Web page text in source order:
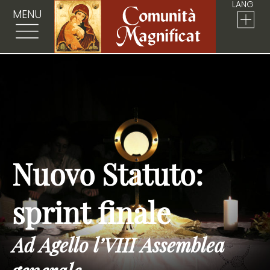
MENU
LANG
Nuovo Statuto:
sprint finale
Ad Agello l’VIII Assemblea